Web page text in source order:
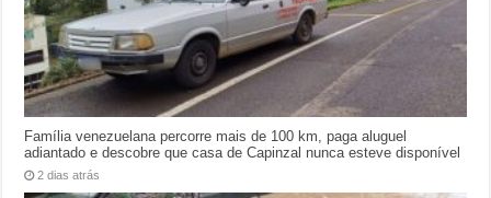
Família venezuelana percorre mais de 100 km, paga aluguel
adiantado e descobre que casa de Capinzal nunca esteve disponível
2 dias atrás